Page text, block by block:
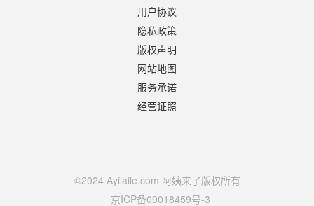
用户协议
隐私政策
版权声明
网站地图
服务承诺
经营证照
©2024 Ayilaile.com 阿姨来了版权所有
京ICP备09018459号-3